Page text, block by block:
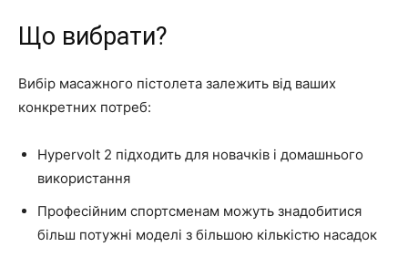
Що вибрати?
Вибір масажного пістолета залежить від ваших
конкретних потреб:
Hypervolt 2 підходить для новачків і домашнього
використання
Професійним спортсменам можуть знадобитися
більш потужні моделі з більшою кількістю насадок